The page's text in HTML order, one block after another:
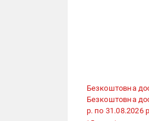
Безкоштовна
Безкоштовна
р. по 31.08.2026